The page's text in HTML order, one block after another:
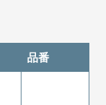
品番